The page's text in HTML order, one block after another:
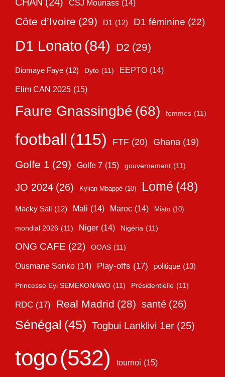
CSJ Mounass (14)
Côte d’Ivoire (29) D1 (12) D1 féminine (22)
D1 Lonato (84) D2 (29)
Diomaye Faye (12) Dyto (11) EEPTO (14)
Elim CAN 2025 (15)
Faure Gnassingbé (68) femmes (11)
football (115) FTF (20) Ghana (19)
Golfe 1 (29) Golfe 7 (15) gouvernement (11)
JO 2024 (26) Kylian Mbappé (10) Lomé (48)
Macky Sall (12) Mali (14) Maroc (14) Miato (10)
mondial 2026 (11) Niger (14) Nigéria (11)
ONG CAFE (22) OOAS (11)
Ousmane Sonko (14) Play-offs (17) politique (13)
Princesse Eyi SEMEKONAWO (11) Présidentielle (11)
RDC (17) Real Madrid (28) santé (26)
Sénégal (45) Togbui Lanklivi 1er (25)
togo(532) tournoi (15)